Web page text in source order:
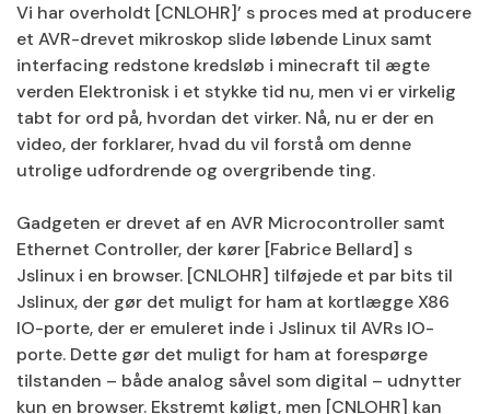
Vi har overholdt [CNLOHR]’ s proces med at producere
et AVR-drevet mikroskop slide løbende Linux samt
interfacing redstone kredsløb i minecraft til ægte
verden Elektronisk i et stykke tid nu, men vi er virkelig
tabt for ord på, hvordan det virker. Nå, nu er der en
video, der forklarer, hvad du vil forstå om denne
utrolige udfordrende og overgribende ting.
Gadgeten er drevet af en AVR Microcontroller samt
Ethernet Controller, der kører [Fabrice Bellard] s
Jslinux i en browser. [CNLOHR] tilføjede et par bits til
Jslinux, der gør det muligt for ham at kortlægge X86
IO-porte, der er emuleret inde i Jslinux til AVRs IO-
porte. Dette gør det muligt for ham at forespørge
tilstanden – både analog såvel som digital – udnytter
kun en browser. Ekstremt køligt, men [CNLOHR] kan